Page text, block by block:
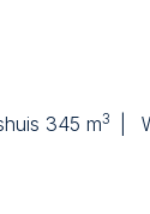
345 m3